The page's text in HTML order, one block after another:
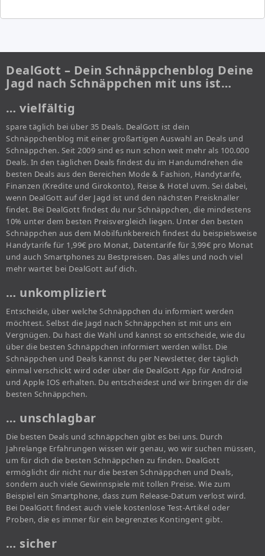
DealGott – Dein Schnäppchenblog Deine
Jagd nach Schnäppchen mit uns ist…
… vielfältig
spare täglich bei über 35 Deals. DealGott ist dein
Schnäppchenblog mit einer großartigen Auswahl an Deals und
Schnäppchen. Seit 2009 sind es nun schon weit mehr als 100.000
Deals. In den täglichen Deals findest du im Handumdrehen die
besten Deals aus den Bereichen Mode & Fashion, Handytarife,
Finanzen (Kredite und Girokonto), Reise & Hotel uvm. Sei dabei,
wenn DealGott auf der Jagd ist und den nächsten Preisknaller
findet. Bei DealGott findest du nur Schnäppchen, die mindestens
10% unter dem besten Preisvergleich liegen. Unter den besten
Schnäppchen aus dem Mobilfunkbereich findest du beispielsweise
Handytarife für 1,99€ pro Monat, Datentarife für 3,99€ pro Monat
und auch Smartphones zu Bestpreisen. Das alles und noch viel
mehr wartet bei DealGott auf dich.
… unkompliziert
Entscheide, über welche Schnäppchen du informiert werden
möchtest. Selbst die Jagd nach Schnäppchen ist mit uns ein
Vergnügen. Du hast die Wahl und kannst so entscheide, wie du
über die besten Schnäppchen informiert werden willst. Die
Schnäppchen und Deals kannst du per Newsletter, der täglich
einmal verschickt wird oder über die DealGott App für Android
und Apple IOS erhalten. Du entscheidest und wir bringen dir die
besten Schnäppchen.
… unschlagbar
Die besten Deals und schnäppchen gibt es bei uns. Durch
Jahrelange Erfahrungen wissen wir genau, wo wir suchen müssen,
um für dich die besten Schnäppchen zu finden. DealGott
ermöglicht dir nicht nur die besten Schnäppchen und Deals,
sondern auch viele Gewinnspiele mit tollen Preise. Wie zum
Beispiel ein Smartphone, dass zum Release-Datum verlost wird.
Bei DealGott findest auch viele kostenlose Test-Artikel oder
Proben, die es immer für ein begrenztes Kontingent gibt.
… sicher